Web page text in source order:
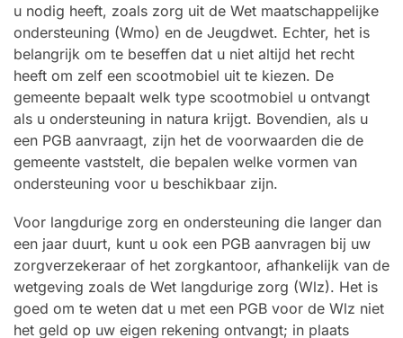
u nodig heeft, zoals zorg uit de Wet maatschappelijke
ondersteuning (Wmo) en de Jeugdwet. Echter, het is
belangrijk om te beseffen dat u niet altijd het recht
heeft om zelf een scootmobiel uit te kiezen. De
gemeente bepaalt welk type scootmobiel u ontvangt
als u ondersteuning in natura krijgt. Bovendien, als u
een PGB aanvraagt, zijn het de voorwaarden die de
gemeente vaststelt, die bepalen welke vormen van
ondersteuning voor u beschikbaar zijn.
Voor langdurige zorg en ondersteuning die langer dan
een jaar duurt, kunt u ook een PGB aanvragen bij uw
zorgverzekeraar of het zorgkantoor, afhankelijk van de
wetgeving zoals de Wet langdurige zorg (Wlz). Het is
goed om te weten dat u met een PGB voor de Wlz niet
het geld op uw eigen rekening ontvangt; in plaats